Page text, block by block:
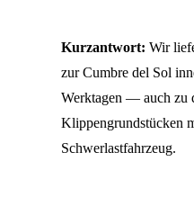
Kurzantwort: Wir
zur Cumbre del Sol
Werktagen — auch zu
Klippengrundstücken
Schwerlastfahrzeug.